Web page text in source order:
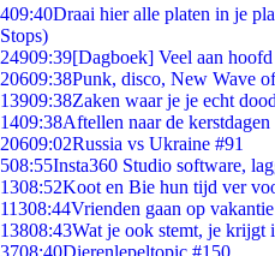
409:40Draai hier alle platen in je
Stops)
24909:39[Dagboek] Veel aan
20609:38Punk, disco, New Wave
13909:38Zaken waar je je echt
1409:38Aftellen naar de kerstdagen
20609:02Russia vs Ukraine #91
508:55Insta360 Studio software,
1308:52Koot en Bie hun tijd ver
11308:44Vrienden gaan op
13808:43Wat je ook stemt, je
3708:40Dierenlepeltopic #150